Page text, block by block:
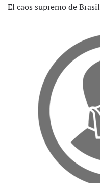
El caos supremo de Brasil